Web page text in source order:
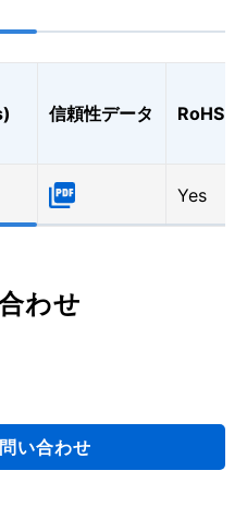
信頼性データ RoHS
Yes
わせ
い合わせ